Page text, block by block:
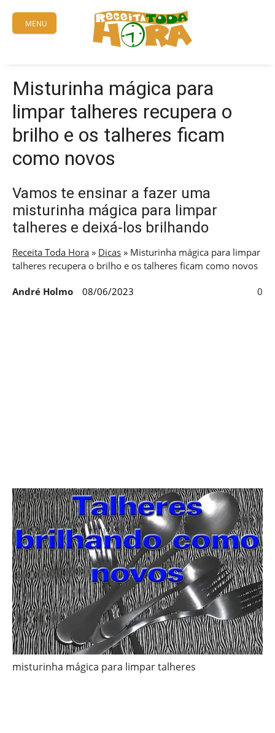
content
MENU
Misturinha mágica para
limpar talheres recupera o
brilho e os talheres ficam
como novos
Vamos te ensinar a fazer uma
misturinha mágica para limpar
talheres e deixá-los brilhando
Receita Toda Hora » Dicas » Misturinha mágica para limpar
talheres recupera o brilho e os talheres ficam como novos
André Holmo 08/06/2023 0
misturinha mágica para limpar talheres